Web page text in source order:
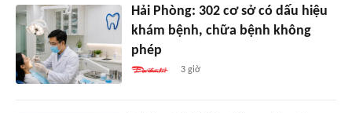
Hải Phòng: 302 cơ sở có dấu hiệu
khám bệnh, chữa bệnh không
phép
3 giờ